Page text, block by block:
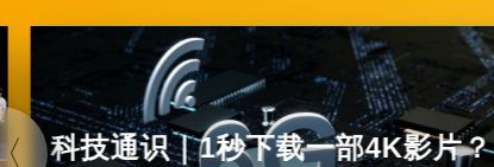
科技通识｜1秒下载一部4K影片？